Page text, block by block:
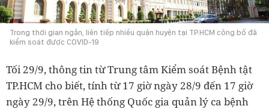
Trong thời gian ngắn, liên tiếp nhiều quận huyện tại TP.HCM công bố đã
kiểm soát được COVID-19
Tối 29/9, thông tin từ Trung tâm Kiểm soát Bệnh tật
TP.HCM cho biết, tính từ 17 giờ ngày 28/9 đến 17 giờ
ngày 29/9, trên Hệ thống Quốc gia quản lý ca bệnh